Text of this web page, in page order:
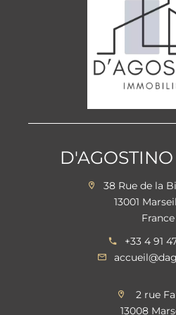
38 Rue de la
13001
France
+33 4 91
2 rue
13008